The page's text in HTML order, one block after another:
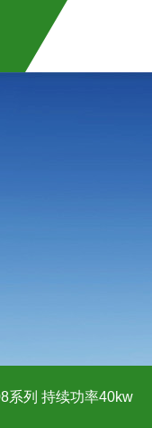
系列 持续功率40kw